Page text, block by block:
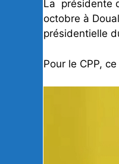
La présidente
octobre à
présidentielle
Pour le CPP,